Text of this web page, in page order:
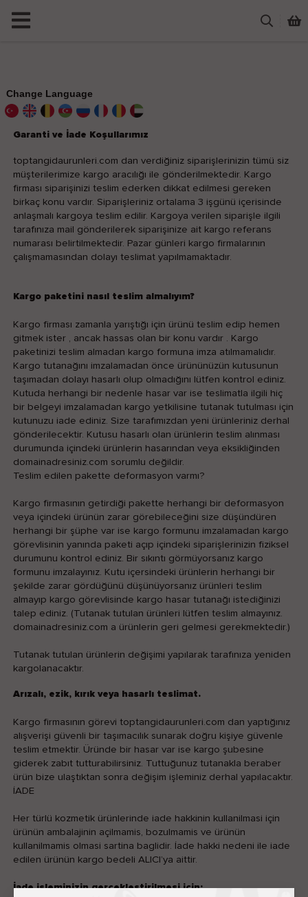
Change Language
Garanti ve İade Koşullarımız
toptangidaurunleri.com dan verdiğiniz siparişlerinizin tümü siz
müşterilerimize kargo aracılığı ile gönderilmektedir. Kargo
firması siparişinizi teslim ederken dikkat edilmesi gereken
birkaç konu vardır. Siparişleriniz ortalama 3 işgünü içerisinde
anlaşmalı kargoya teslim edilir. Kargoya verilen siparişle ilgili
tarafınıza mail gönderilerek siparişinize ait kargo referans
numarası belirtilmektedir. Pazar günleri kargo firmalarının
çalışmamasından dolayı teslimat yapılmamaktadır.
Kargo paketini nasıl teslim almalıyım?
Kargo firması zamanla yarıştığı için ürünü teslim edip hemen
gitmek ister , ancak hassas olan bir konu vardır . Kargo
paketinizi teslim almadan kargo formuna imza atılmamalıdır.
Kargo tutanağını imzalamadan önce ürününüzün kutusunun
taşımadan dolayı hasarlı olup olmadığını lütfen kontrol ediniz.
Kutuda herhangi bir nedenle hasar var ise teslimatla ilgili hiç
bir belgeyi imzalamadan kargo yetkilisine tutanak tutulması için
kutunuzu iade ediniz. Size tarafımızdan yeni ürünleriniz derhal
gönderilecektir. Kutusu hasarlı olan ürünlerin teslim alınması
durumunda içindeki ürünlerin hasarından veya eksikliğinden
domainadresiniz.com sorumlu değildir.
Teslim edilen pakette deformasyon varmı?
Kargo firmasının getirdiği pakette herhangi bir deformasyon
veya içindeki ürünün zarar görebileceğini size düşündüren
herhangi bir şüphe var ise kargo formunu imzalamadan kargo
görevlisinin yanında paketi açıp içindeki siparişlerinizin fiziksel
durumunu kontrol ediniz. Bir sıkıntı görmüyorsanız kargo
formunu imzalayınız. Kutu içersindeki ürünlerin herhangi bir
şekilde zarar gördüğünü düşünüyorsanız ürünleri teslim
almayıp kargo görevlisinde kargo hasar tutanağı istediğinizi
talep ediniz. (Tutanak tutulan ürünleri lütfen teslim almayınız.
domainadresiniz.com a ürünlerin geri gelmesi gerekmektedir.)
Tutanak tutulan ürünlerin değişimi yapılarak tarafınıza yeniden
kargolanacaktır.
Arızalı, ezik, kırık veya hasarlı teslimat.
Kargo firmasının görevi toptangidaurunleri.com dan yaptığınız
alışverişi güvenli bir taşımacılık sunarak doğru kişiye güvenle
teslim etmektir. Üründe bir hasar var ise kargo şubesine
giderek zabıt tutturabilirsiniz. Tuttuğunuz tutanakla beraber
ürün bize ulaştıktan sonra değişim işleminiz derhal yapılacaktır.
İADE
Her türlü kozmetik ürünlerinde iade hakkinin kullanilmasi için
ürünün ambalajinin açilmamis, bozulmamis ve ürünün
kullanilmamis olmasi sartina baglidir. İade hakki nedeni ile iade
edilen ürünün kargo bedeli ALICI’ya aittir.
İade işleminizin gerçekleştirilmesi için;